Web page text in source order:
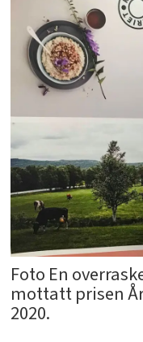
Foto En
mottatt prisen
2020.